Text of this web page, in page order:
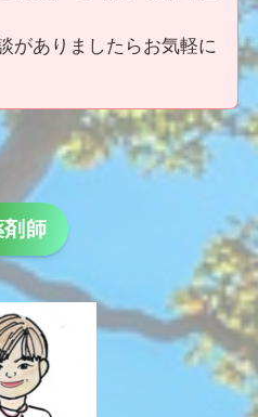
がありましたらお気軽に
剤師